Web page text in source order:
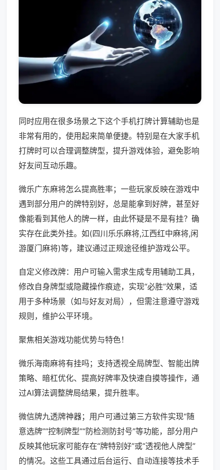
同时应用在很多场景之下这个手机打牌计算辅助也是
非常有用的，使用起来简单便捷。特别是在大家手机
打牌时可以合理调整牌型，提升游戏体验，避免影响
好友间互动乐趣。
微乐广东麻将怎么提高胜率；一些玩家反映在游戏中
遇到部分用户的牌特别好，总是能拿到好牌，甚至好
像能看到其他人的牌一样，由此怀疑是不是有挂？确
实存在此类外挂。如(四川乐乐麻将,江西红中麻将,闲
游厦门麻将)等，建议通过正规途径维护游戏公平。
自定义修改牌：用户可输入需求生成专用辅助工具，
修改自身牌型或隐藏操作痕迹，实现“必胜”效果，适
用于多种场景（如与好友对局），但需注意遵守游戏
规则，维护公平环境。
聚焦相关游戏功能优势与特色！
微乐海南麻将有挂吗；支持透视全局牌型、智能出牌
策略、暗杠优化、提高好牌率及快速自摸等操作，通
过AI算法调整牌局结果，提升胜率。
微信牌九透牌神器；用户可通过第三方软件实现“随
意选牌”“控制牌型”“防检测防封号”等功能，部分用户
反映其他玩家可能存在“牌特别好”或“透视他人牌型”
的情况。这些工具通过后台运行、自动连接等技术手